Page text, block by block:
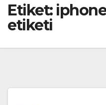
Etiket:
etiketi